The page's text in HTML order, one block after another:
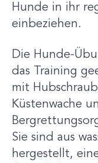
Hunde in ihr
einbeziehen.
Die Hunde-
das Training
mit
Küstenwache
Sie sind aus
hergestellt,